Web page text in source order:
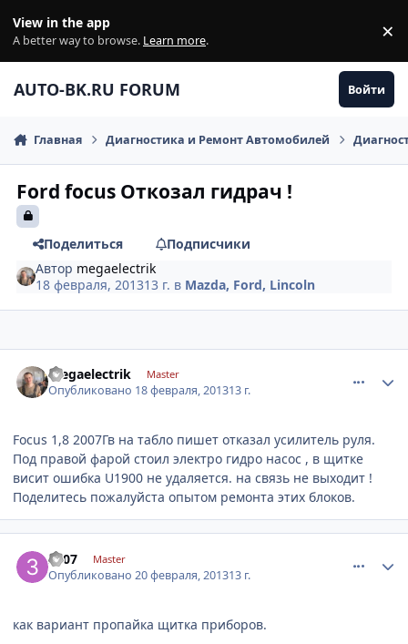
View in the app
A better way to browse. Learn more. ×
AUTO-BK.RU FORUM Войти
Главная Диагностика и Ремонт Автомобилей
Ford focus Откозал гидрач !
Поделиться
Подписчики
Автор megaelectrik
18 февраля, 201313 г. в Mazda, Ford, Lincoln
megaelectrik Master
Опубликовано 18 февраля, 201313 г.
Focus 1,8 2007Гв на табло пишет отказал усилитель руля.
Под правой фарой стоил электро гидро насос , в щитке
висит ошибка U1900 не удаляется. на связь не выходит !
Поделитесь пожалуйста опытом ремонта этих блоков.
3007 Master
Опубликовано20 февраля, 201313 г.
как вариант пропайка щитка приборов.